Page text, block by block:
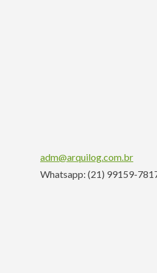
adm@arquilog.com.br
Whatsapp: (21) 99159-